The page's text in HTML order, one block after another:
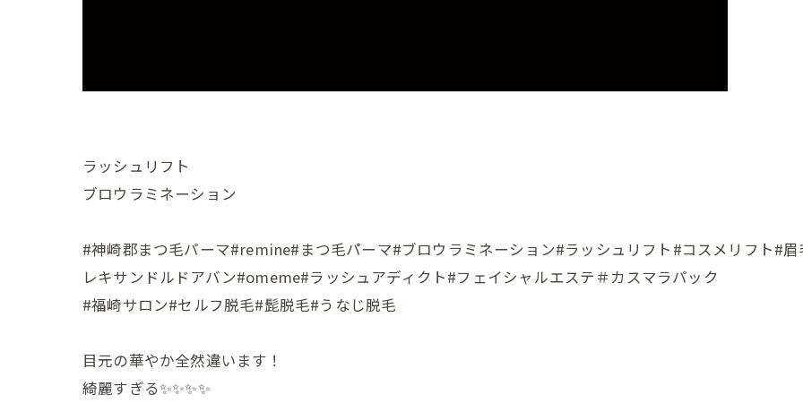
ラッシュリフト
ブロウラミネーション
#神崎郡まつ毛パーマ#remine#まつ毛パーマ#ブロウラミネーション#ラッシュリフト#コスメリフト#
レキサンドルドアバン#omeme#ラッシュアディクト#フェイシャルエステ＃カスマラパック
#福崎サロン#セルフ脱毛#髭脱毛#うなじ脱毛
目元の華やか全然違います！
綺麗すぎる✨✨✨✨